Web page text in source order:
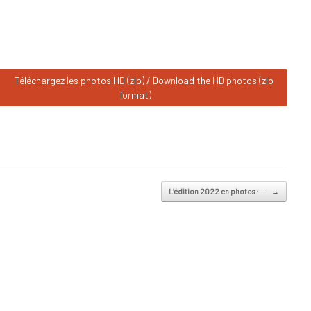
Téléchargez les photos HD (zip) / Download the HD photos (zip
format)
L’édition 2022 en photos :… →